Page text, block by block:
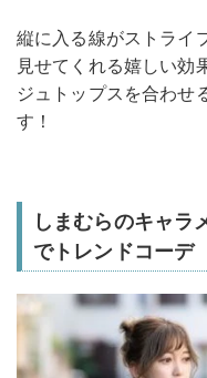
縦に入る線がストライ
見せてくれる嬉しい
ジュトップスを合わせ
す！
しまむらのキャラ
でトレンドコーデ